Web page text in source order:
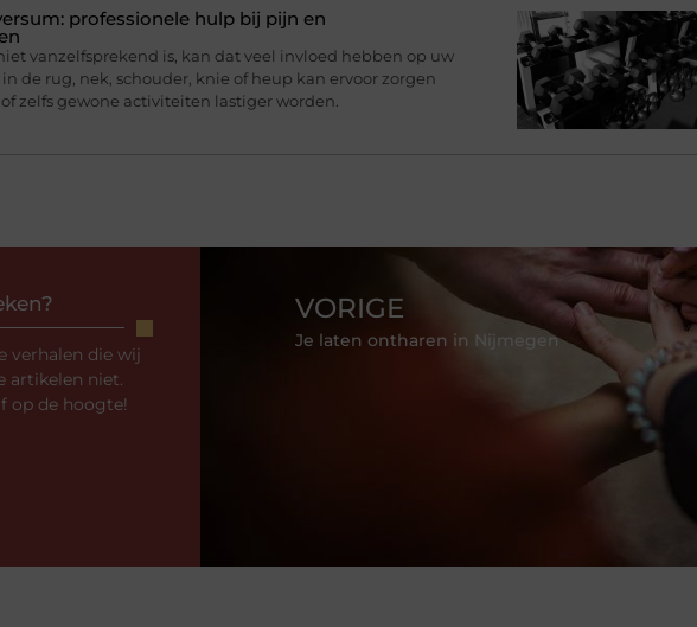
professionele hulp bij pijn en
vanzelfsprekend is, kan dat veel invloed hebben op uw
de rug, nek, schouder, knie of heup kan ervoor zorgen
zelfs gewone activiteiten lastiger worden.
verhalen die wij
artikelen niet.
op de hoogte!
VORIGE
Je laten ontharen in Nijmegen